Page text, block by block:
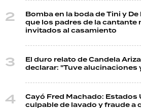
Bomba en la boda de Tini y
que los padres de la cantante
invitados al casamiento
El duro relato de Candela
declarar: "Tuve alucinaciones
Cayó Fred Machado: Estados
culpable de lavado y fraude a